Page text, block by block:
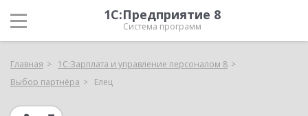
1С:Предприятие 8
Система программ
Главная
1С:Зарплата и управление персоналом 8
Выбор партнёра
Елец